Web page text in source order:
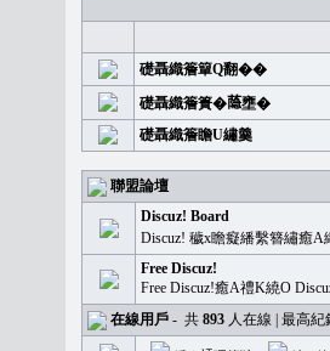
礎聶織簷簞Q翻��
礎聶織簷簣�𦻕壅�
礎聶織簷瞻U繡羹
聯盟論壇
Discuz! Board
Discuz! 穢x瞻癡繙繫簪繡癒
Free Discuz!
Free Discuz!癒A禮K繞O
在線用戶 - 共 893 人在線 | 最高紀